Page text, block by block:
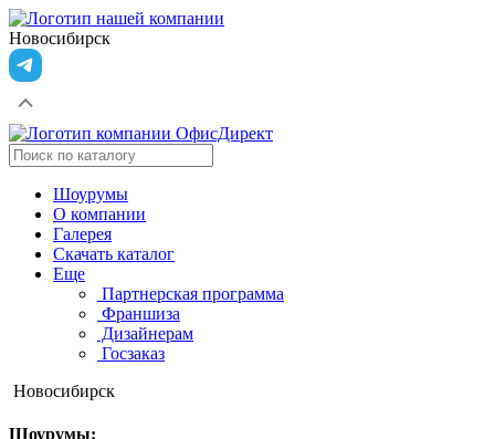
Новосибирск
Шоурумы
О компании
Галерея
Скачать каталог
Еще
Партнерская программа
Франшиза
Дизайнерам
Госзаказ
Новосибирск
Шоурумы: